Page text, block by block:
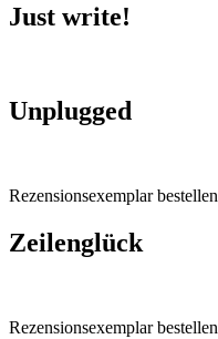
Just write!
Unplugged
Rezensionsexemplar
Zeilenglück
Rezensionsexemplar